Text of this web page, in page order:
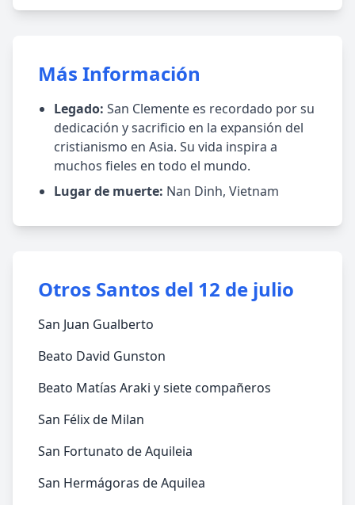
Más Información
Legado: San Clemente es recordado por su
dedicación y sacrificio en la expansión del
cristianismo en Asia. Su vida inspira a
muchos fieles en todo el mundo.
Lugar de muerte: Nan Dinh, Vietnam
Otros Santos del 12 de julio
San Juan Gualberto
Beato David Gunston
Beato Matías Araki y siete compañeros
San Félix de Milan
San Fortunato de Aquileia
San Hermágoras de Aquilea